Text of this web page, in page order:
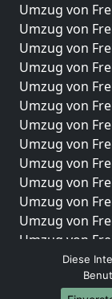
Umzug von
Umzug von
Umzug von
Umzug von
Umzug von
Umzug von
Umzug von
Umzug von
Umzug von
Umzug von
Umzug von
Umzug von
Umzug von
Diese